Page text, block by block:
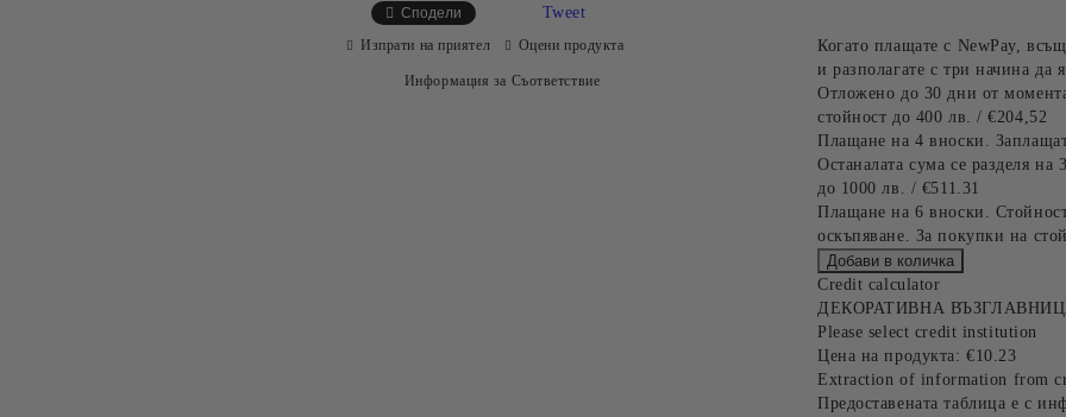
Когато плащате с NewPay,
и разполагате с три начина да
Отложено до 30 дни от
стойност до 400 лв. / €204,52
Плащане на 4 вноски.
Останалата сума се разделя
до 1000 лв. / €511.31
Плащане на 6 вноски.
оскъпяване. За покупки на
Credit calculator
ДЕКОРАТИВНА
Please select credit institution
Цена на продукта: €10.23
Extraction of information from
Предоставената таблица е с
Сподели Tweet
Изпрати на приятел Оцени продукта
Информация за Съответствие